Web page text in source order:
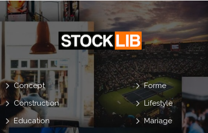
Concept
Construction
Education
Forme
Lifestyle
Mariage